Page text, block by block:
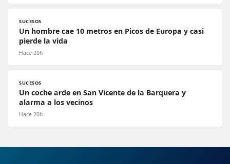
SUCESOS
Un hombre cae 10 metros en Picos de Europa y casi
pierde la vida
Hace 20h
SUCESOS
Un coche arde en San Vicente de la Barquera y
alarma a los vecinos
Hace 20h